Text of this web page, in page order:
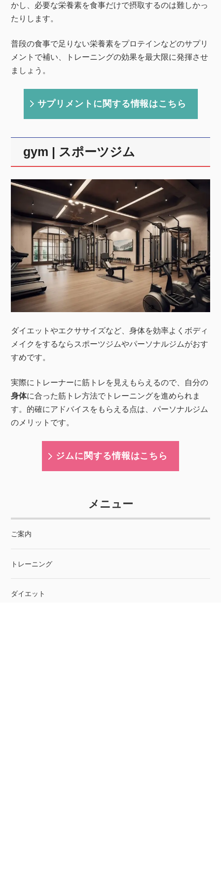
かし、必要な栄養素を食事だけで摂取するのは難しかっ
たりします。
普段の食事で足りない栄養素をプロテインなどのサプリ
メントで補い、トレーニングの効果を最大限に発揮させ
ましょう。
サプリメントに関する情報はこちら
gym | スポーツジム
ダイエットやエクササイズなど、身体を効率よくボディ
メイクをするならスポーツジムやパーソナルジムがおす
すめです。
実際にトレーナーに筋トレを見えもらえるので、自分の
身体に合った筋トレ方法でトレーニングを進められま
す。的確にアドバイスをもらえる点は、パーソナルジム
のメリットです。
ジムに関する情報はこちら
メニュー
ご案内
トレーニング
ダイエット